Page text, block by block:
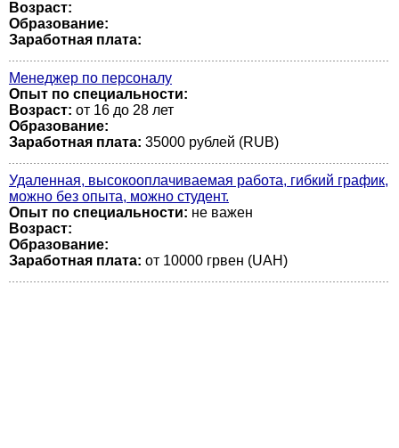
Возраст:
Образование:
Заработная плата:
Менеджер по персоналу
Опыт по специальности:
Возраст: от 16 до 28 лет
Образование:
Заработная плата: 35000 рублей (RUB)
Удаленная, высокооплачиваемая работа, гибкий график,
можно без опыта, можно студент.
Опыт по специальности: не важен
Возраст:
Образование:
Заработная плата: от 10000 грвен (UAH)